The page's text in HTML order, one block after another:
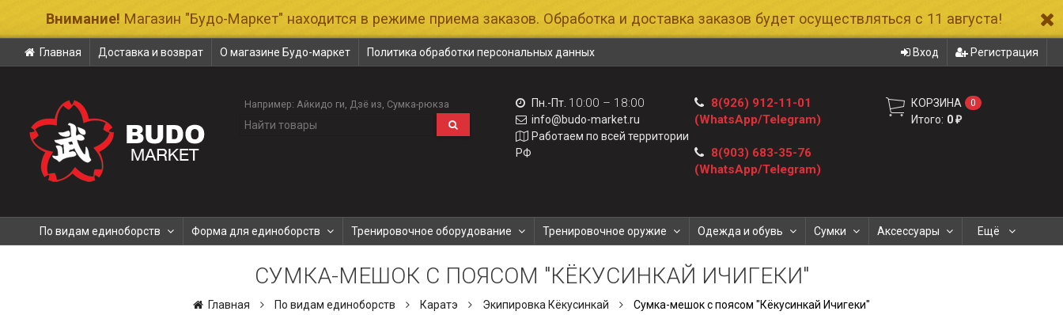
Внимание! Магазин "Будо-Маркет" находится в режиме приема заказов. Обработка и доставка заказов будет осуществляться с 11 августа!
Главная Доставка и возврат О магазине Будо-маркет Политика обработки персональных данных Вход Регистрация
Например: Айкидо ги Дзё из Сумка-рюкза Пн.-Пт. 10:00 – 18:00
info@budo-market.ru
Работаем по всей территории
РФ
8(926) 912-11-01
(WhatsApp/Telegram)
8(903) 683-35-76
(WhatsApp/Telegram)
КОРЗИНА 0
Итого: 0₽
По видам единоборств Форма для единоборств Тренировочное оборудование Тренировочное оружие Одежда и обувь Сумки Аксессуары Ещё
СУМКА-МЕШОК С ПОЯСОМ "КЁКУСИНКАЙ ИЧИГЕКИ"
Главная По видам единоборств Каратэ Экипировка Кёкусинкай Сумка-мешок с поясом "Кёкусинкай Ичигеки"